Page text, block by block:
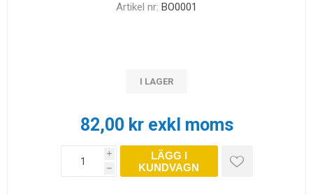
Artikel nr: BO0001
I LAGER
82,00 kr exkl moms
i
h
LÄGG I
KUNDVAGN